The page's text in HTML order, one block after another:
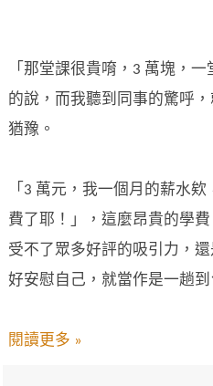
「那堂課很貴唷，3 萬塊，
的說，而我聽到同事的驚呼
猶豫。
「3 萬元，我一個月的薪水
費了耶！」，這麼昂貴的學
受不了眾多好評的吸引力，
好安慰自己，就當作是一趟到
閱讀更多 »